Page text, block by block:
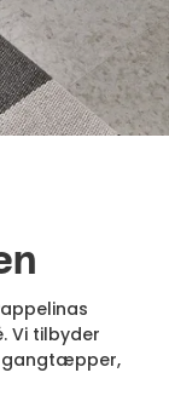
Vi tilbyder